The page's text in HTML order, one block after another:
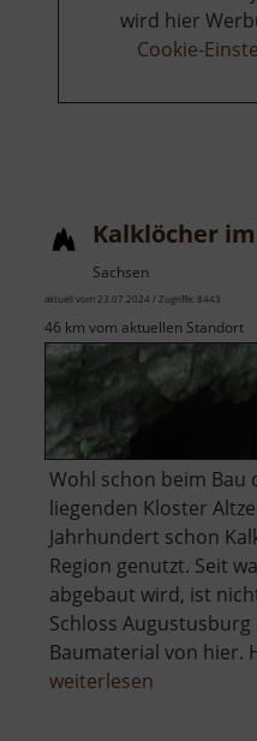
wird hier
Cookie-
Kalklöcher
Sachsen
aktuell vom 23.07.2024 / Zugriffe: 8443
46 km vom aktuellen Standort
Wohl schon beim
liegenden Kloster
Jahrhundert schon
Region genutzt. Seit
abgebaut wird, ist
Schloss
Baumaterial von hier.
weiterlesen